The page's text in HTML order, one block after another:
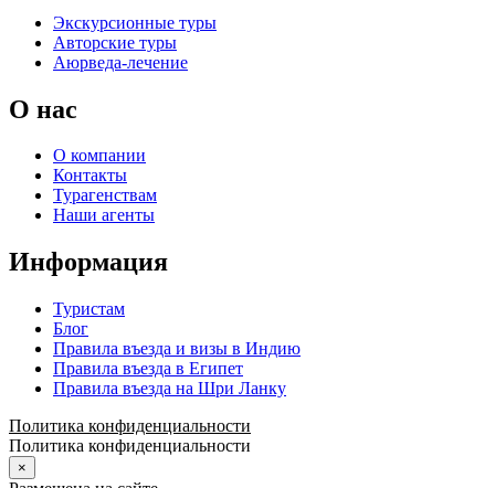
Экскурсионные туры
Авторские туры
Аюрведа-лечение
О нас
О компании
Контакты
Турагенствам
Наши агенты
Информация
Туристам
Блог
Правила въезда и визы в Индию
Правила въезда в Египет
Правила въезда на Шри Ланку
Политика конфиденциальности
Политика конфиденциальности
×